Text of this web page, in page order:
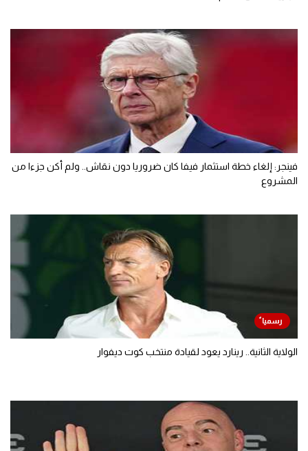
فينجر: إلغاء خطة استثمار فيفا كان ضروريا دون نقاش.. ولم أكن جزءا من
المشروع
الولاية الثانية.. رينارد يعود لقيادة منتخب كوت ديفوار